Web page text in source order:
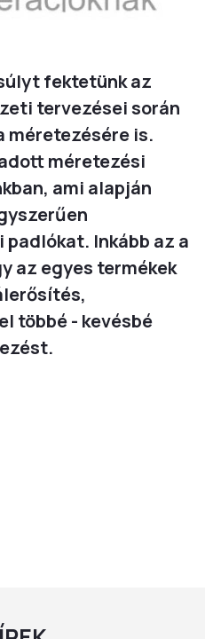
fektetünk az
tervezései során
méretezésére is.
méretezési
ami alapján
Inkább az a
az egyes termékek
többé - kevésbé